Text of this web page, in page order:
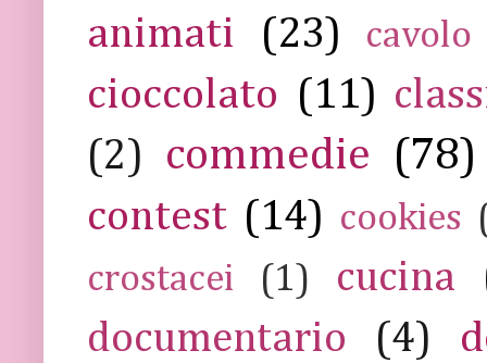
animati
(23) cavolo
cioccolato (11)
(2)
commedie (78)
contest (14) cookies
crostacei
(1) cucina
documentario
(4)